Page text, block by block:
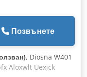
Позвънете
, Diosna W401
Aloxwlt Uexjck